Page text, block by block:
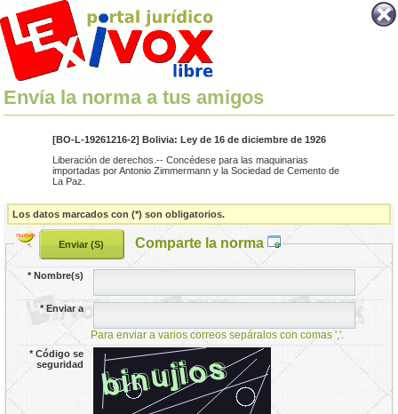
Envía la norma a tus amigos
[BO-L-19261216-2] Bolivia: Ley de 16 de diciembre de 1926
Liberación de derechos.-- Concédese para las maquinarias
importadas por Antonio Zimmermann y la Sociedad de Cemento de
La Paz.
Los datos marcados con (*) son obligatorios.
Comparte la norma
*Nombre(s)
*Enviar a
Para enviar a varios correos sepáralos con comas ','.
*Código se
seguridad